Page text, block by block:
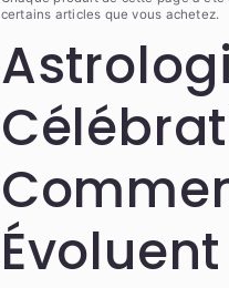
certains articles que vous achetez.
Évoluent